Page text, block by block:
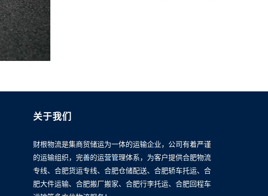
关于我们
财根物流是集商贸储运为一体的运输企业，公司有着严谨
的运输组织，完善的运营管理体系，为客户提供合肥物流
专线、合肥货运专线、合肥仓储配送、合肥轿车托运、合
肥大件运输、合肥搬厂搬家、合肥行李托运、合肥回程车